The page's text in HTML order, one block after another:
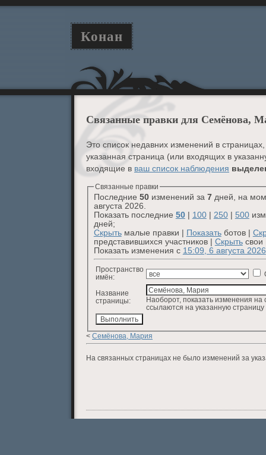
Конан
Связанные правки для Семёнова,
Это список недавних изменений в
указанная страница (или входящих в
входящие в ваш список наблюдения
Связанные правки
Последние 50изменений за 7дней, на
августа 2026.
Показать последние 50| 100| 250| 500
дней;
Скрытьмалые правки | Показатьботов |
представившихся участников | Скрытьсвои
Показать изменения с 15:09, 6 августа 2026
Пространство
имён:
Название
страницы:
Наоборот, показать изменения на
ссылаются на указанную страницу
< Семёнова, Мария
На связанных страницах не было изменений за